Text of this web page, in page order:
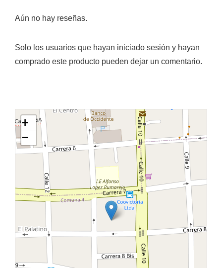
Aún no hay reseñas.
Solo los usuarios que hayan iniciado sesión y hayan
comprado este producto pueden dejar un comentario.
+
−